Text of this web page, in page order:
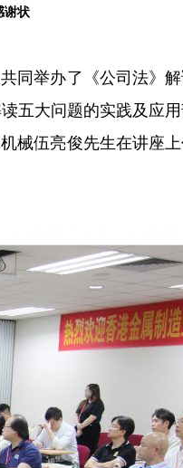
谢状
同举办了《公司法》
五大问题的实践及应
械伍亮俊先生在讲座